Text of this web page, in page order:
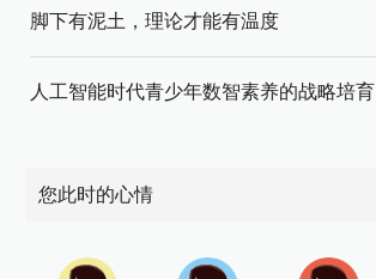
脚下有泥土，理论才能有温度
人工智能时代青少年数智素养的战略培育
您此时的心情